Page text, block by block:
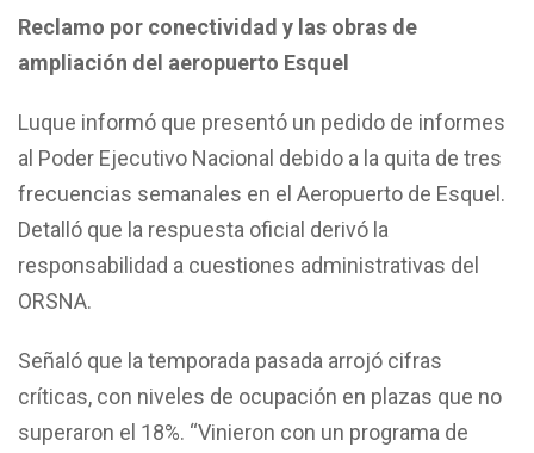
Reclamo por conectividad y las obras de
ampliación del aeropuerto Esquel
Luque informó que presentó un pedido de informes
al Poder Ejecutivo Nacional debido a la quita de tres
frecuencias semanales en el Aeropuerto de Esquel.
Detalló que la respuesta oficial derivó la
responsabilidad a cuestiones administrativas del
ORSNA.
Señaló que la temporada pasada arrojó cifras
críticas, con niveles de ocupación en plazas que no
superaron el 18%. “Vinieron con un programa de